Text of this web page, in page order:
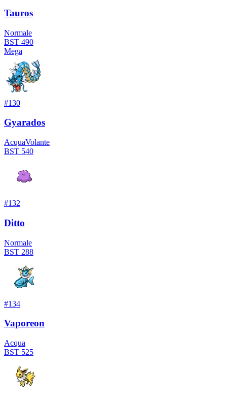
Tauros
Normale
BST 490
Mega
#130
Gyarados
AcquaVolante
BST 540
#132
Ditto
Normale
BST 288
#134
Vaporeon
Acqua
BST 525